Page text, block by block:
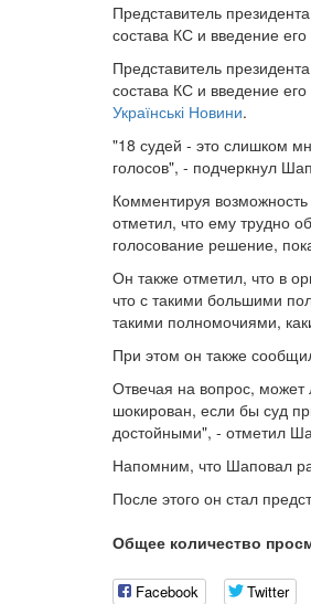
Представитель
состава КС и введение его
Представитель
состава КС и введение
Українські Новини.
"18 судей - это слишком
голосов", - подчеркнул
Комментируя возможность
отметил, что ему трудно
голосование решение,
Он также отметил, что в
что с такими большими
такими полномочиями,
При этом он также
Отвечая на вопрос,
шокирован, если бы суд
достойными", - отметил
Напомним, что Шаповал
После этого он стал
Общее количество
Facebook Twitter